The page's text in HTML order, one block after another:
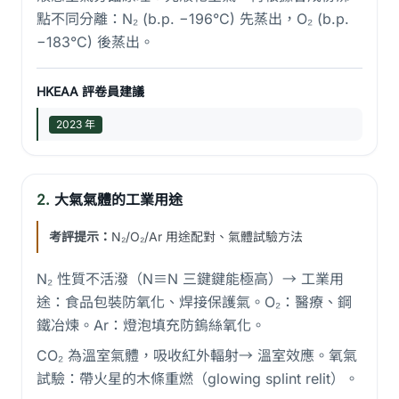
點不同分離：N₂ (b.p. −196°C) 先蒸出，O₂ (b.p.
−183°C) 後蒸出。
HKEAA 評卷員建議
2023 年
2. 大氣氣體的工業用途
考評提示： N₂/O₂/Ar 用途配對、氣體試驗方法
N₂ 性質不活潑（N≡N 三鍵鍵能極高）→ 工業用
途：食品包裝防氧化、焊接保護氣。O₂：醫療、鋼
鐵冶煉。Ar：燈泡填充防鎢絲氧化。
CO₂ 為溫室氣體，吸收紅外輻射→ 溫室效應。氧氣
試驗：帶火星的木條重燃（glowing splint relit）。